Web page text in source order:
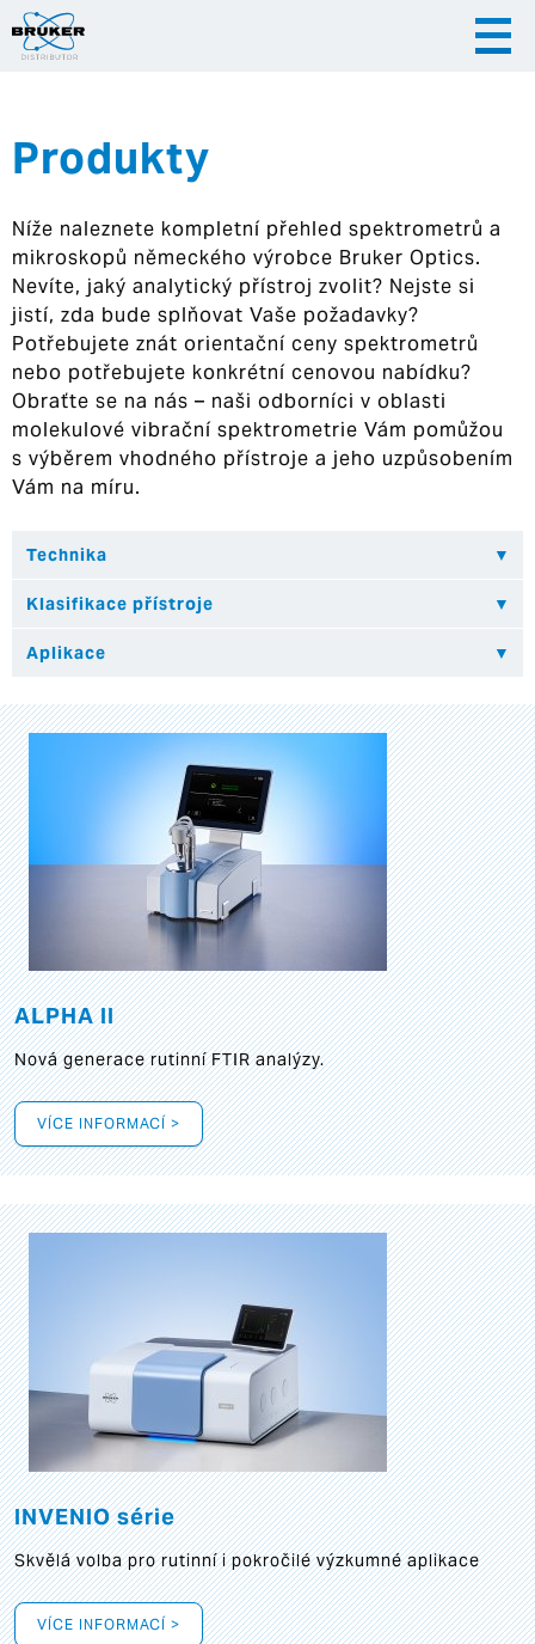
|
Hrvatska
Produkty
Níže naleznete kompletní přehled spektrometrů a
mikroskopů německého výrobce Bruker Optics.
Nevíte, jaký analytický přístroj zvolit? Nejste si
jistí, zda bude splňovat Vaše požadavky?
Potřebujete znát orientační ceny spektrometrů
nebo potřebujete konkrétní cenovou nabídku?
Obraťte se na nás – naši odborníci v oblasti
molekulové vibrační spektrometrie Vám pomůžou
s výběrem vhodného přístroje a jeho uzpůsobením
Vám na míru.
ALPHA II
Nová generace rutinní FTIR analýzy.
VÍCE INFORMACÍ >
INVENIO série
Skvělá volba pro rutinní i pokročilé výzkumné aplikace
VÍCE INFORMACÍ >